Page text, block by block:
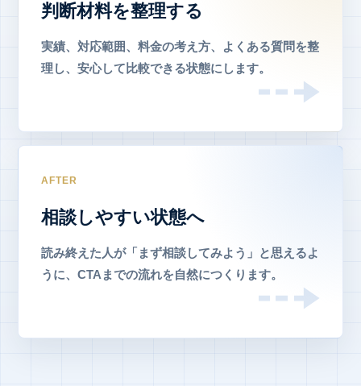
判断材料を整理する
実績、対応範囲、料金の考え方、よくある質問を整
理し、安心して比較できる状態にします。
AFTER
相談しやすい状態へ
読み終えた人が「まず相談してみよう」と思えるよ
うに、CTAまでの流れを自然につくります。